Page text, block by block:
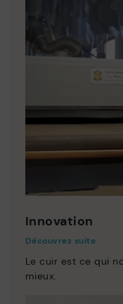
Innovation
Découvrez suite
Le cuir est ce qui
mieux.